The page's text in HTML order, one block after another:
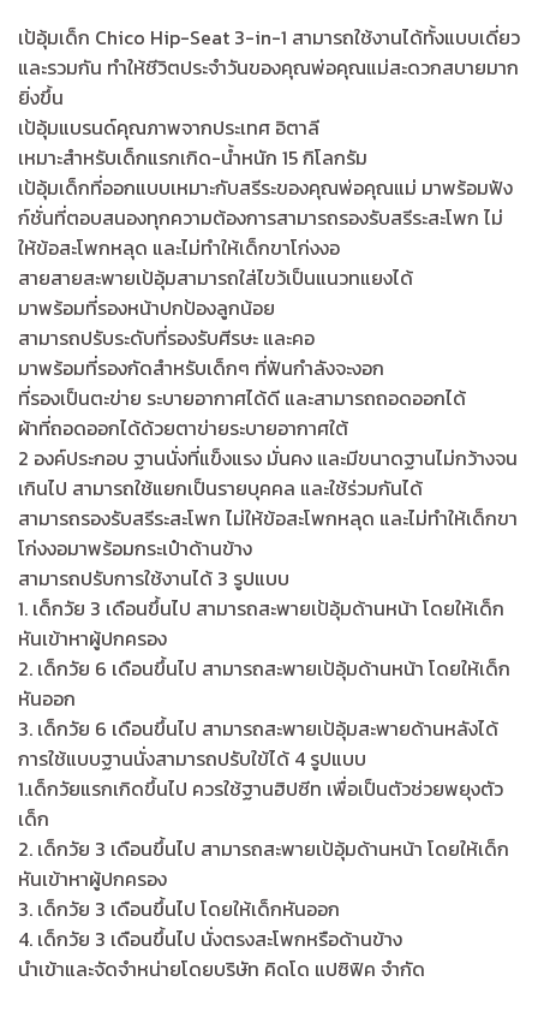
เป้อุ้มเด็ก Chico Hip-Seat 3-in-1 สามารถใช้งานได้ทั้งแบบเดี่ยว
และรวมกัน ทำให้ชีวิตประจำวันของคุณพ่อคุณแม่สะดวกสบายมาก
ยิ่งขึ้น
เป้อุ้มแบรนด์คุณภาพจากประเทศ อิตาลี
เหมาะสำหรับเด็กแรกเกิด-น้ำหนัก 15 กิโลกรัม
เป้อุ้มเด็กที่ออกแบบเหมาะกับสรีระของคุณพ่อคุณแม่ มาพร้อมฟัง
ก์ชั่นที่ตอบสนองทุกความต้องการสามารถรองรับสรีระสะโพก ไม่
ให้ข้อสะโพกหลุด และไม่ทำให้เด็กขาโก่งงอ
สายสายสะพายเป้อุ้มสามารถใส่ไขว้เป็นแนวทแยงได้
มาพร้อมที่รองหน้าปกป้องลูกน้อย
สามารถปรับระดับที่รองรับศีรษะ และคอ
มาพร้อมที่รองกัดสำหรับเด็กๆ ที่ฟันกำลังจะงอก
ที่รองเป็นตะข่าย ระบายอากาศได้ดี และสามารถถอดออกได้
ผ้าที่ถอดออกได้ด้วยตาข่ายระบายอากาศใต้
2 องค์ประกอบ ฐานนั่งที่แข็งแรง มั่นคง และมีขนาดฐานไม่กว้างจน
เกินไป สามารถใช้แยกเป็นรายบุคคล และใช้ร่วมกันได้
สามารถรองรับสรีระสะโพก ไม่ให้ข้อสะโพกหลุด และไม่ทำให้เด็กขา
โก่งงอมาพร้อมกระเป๋าด้านข้าง
สามารถปรับการใช้งานได้ 3 รูปแบบ
1. เด็กวัย 3 เดือนขึ้นไป สามารถสะพายเป้อุ้มด้านหน้า โดยให้เด็ก
หันเข้าหาผู้ปกครอง
2. เด็กวัย 6 เดือนขึ้นไป สามารถสะพายเป้อุ้มด้านหน้า โดยให้เด็ก
หันออก
3. เด็กวัย 6 เดือนขึ้นไป สามารถสะพายเป้อุ้มสะพายด้านหลังได้
การใช้แบบฐานนั่งสามารถปรับใข้ได้ 4 รูปแบบ
1.เด็กวัยแรกเกิดขึ้นไป ควรใช้ฐานฮิปซีท เพื่อเป็นตัวช่วยพยุงตัว
เด็ก
2. เด็กวัย 3 เดือนขึ้นไป สามารถสะพายเป้อุ้มด้านหน้า โดยให้เด็ก
หันเข้าหาผู้ปกครอง
3. เด็กวัย 3 เดือนขึ้นไป โดยให้เด็กหันออก
4. เด็กวัย 3 เดือนขึ้นไป นั่งตรงสะโพกหรือด้านข้าง
นำเข้าและจัดจำหน่ายโดยบริษัท คิดโด แปซิฟิค จำกัด